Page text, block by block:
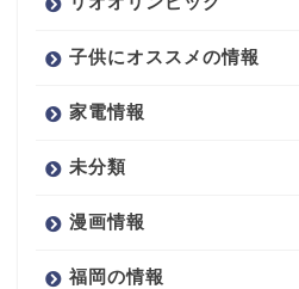
子供にオススメの情報
家電情報
未分類
漫画情報
福岡の情報